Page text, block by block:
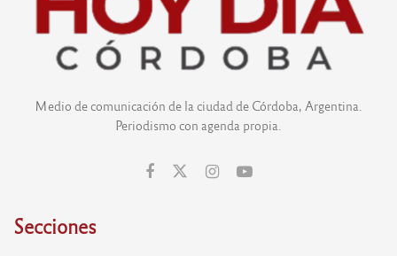
Medio de comunicación de la ciudad de Córdoba, Argentina.
Periodismo con agenda propia.
Secciones